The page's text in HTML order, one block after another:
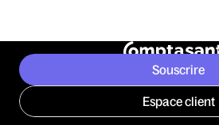
Souscrire
Espace client